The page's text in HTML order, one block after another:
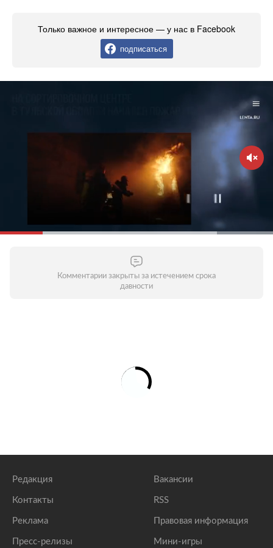
Только важное и интересное — у нас в Facebook
подписаться
Комментарии закрыты за истечением срока
давности
Редакция
Контакты
Реклама
Пресс-релизы
Вакансии
RSS
Правовая информация
Мини-игры